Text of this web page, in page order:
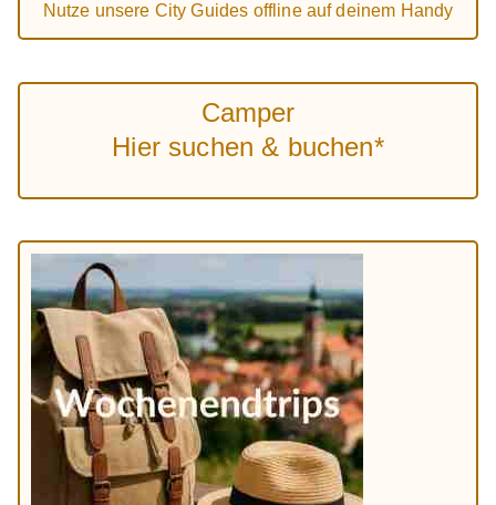
Nutze unsere City Guides offline auf deinem Handy
Camper
Hier suchen & buchen*